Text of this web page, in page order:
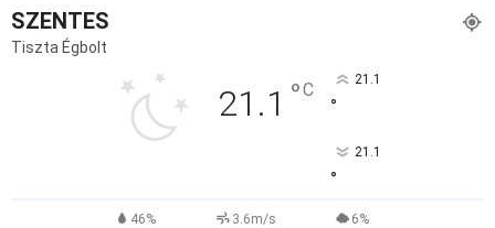
SZENTES
Tiszta Égbolt
21.1 °C 21.1
°
21.1
°
46% 3.6m/s 6%